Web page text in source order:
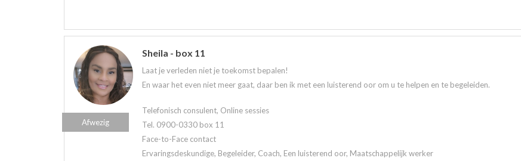
Sheila - box 11
Laat je verleden niet je toekomst bepalen!
En waar het even niet meer gaat, daar ben ik met een luisterend oor om u te helpen en te begeleiden.
Telefonisch consulent, Online sessies
Tel. 0900-0330 box 11
Face-to-Face contact
Ervaringsdeskundige, Begeleider, Coach, Een luisterend oor, Maatschappelijk werker
Afwezig